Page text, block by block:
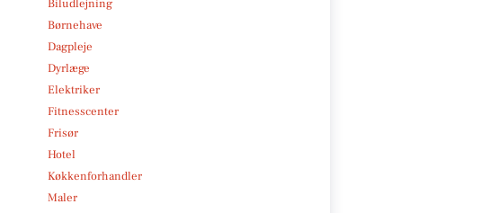
Biludlejning
Børnehave
Dagpleje
Dyrlæge
Elektriker
Fitnesscenter
Frisør
Hotel
Køkkenforhandler
Maler